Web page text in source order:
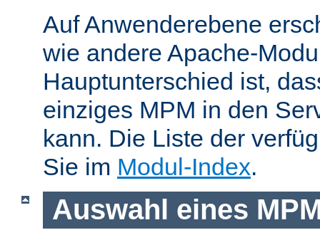
Auf Anwenderebene
wie andere Apache-
Hauptunterschied ist,
einziges MPM in den
kann. Die Liste der
Sie im Modul-Index.
Auswahl eines